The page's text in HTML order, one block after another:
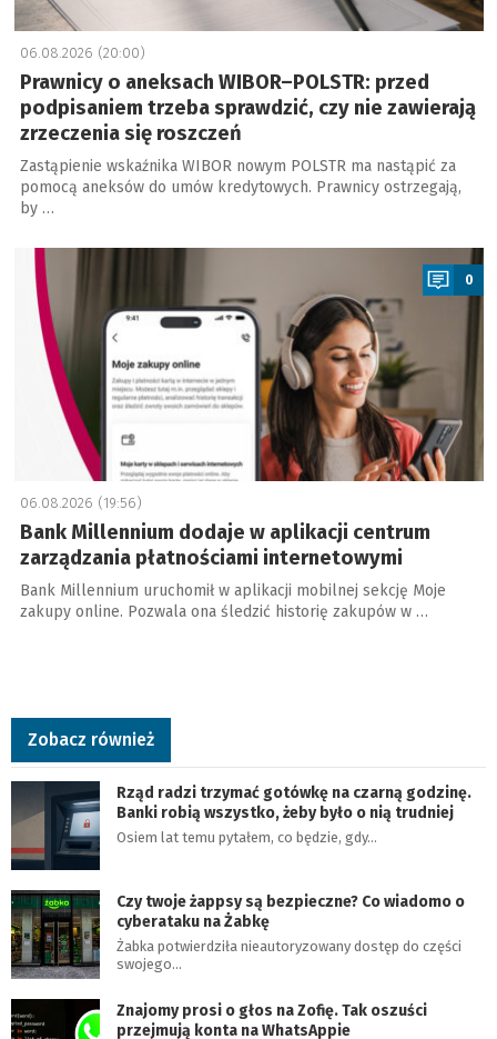
06.08.2026 (20:00)
Prawnicy o aneksach WIBOR–POLSTR: przed
podpisaniem trzeba sprawdzić, czy nie zawierają
zrzeczenia się roszczeń
Zastąpienie wskaźnika WIBOR nowym POLSTR ma nastąpić za
pomocą aneksów do umów kredytowych. Prawnicy ostrzegają,
by …
0
06.08.2026 (19:56)
Bank Millennium dodaje w aplikacji centrum
zarządzania płatnościami internetowymi
Bank Millennium uruchomił w aplikacji mobilnej sekcję Moje
zakupy online. Pozwala ona śledzić historię zakupów w …
Zobacz również
Rząd radzi trzymać gotówkę na czarną godzinę.
Banki robią wszystko, żeby było o nią trudniej
Osiem lat temu pytałem, co będzie, gdy…
Czy twoje żappsy są bezpieczne? Co wiadomo o
cyberataku na Żabkę
Żabka potwierdziła nieautoryzowany dostęp do części
swojego…
Znajomy prosi o głos na Zofię. Tak oszuści
przejmują konta na WhatsAppie